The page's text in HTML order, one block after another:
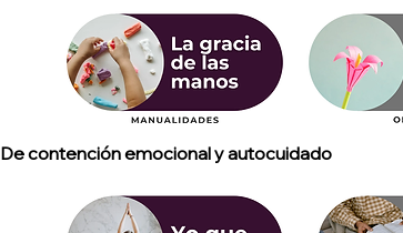
De contención emocional y autocuidado